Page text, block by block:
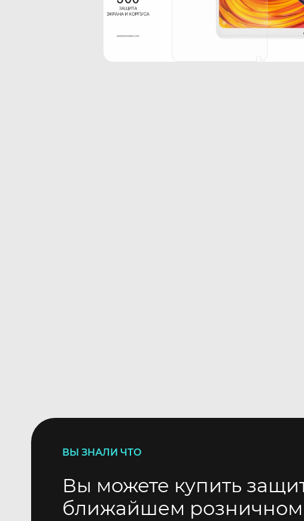
ВЫ ЗНАЛИ ЧТО
Вы можете купить
ближайшем розничном